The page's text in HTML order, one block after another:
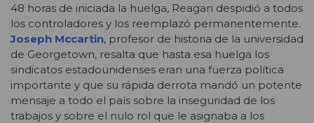
48 horas de iniciada la huelga, Reagan despidió a todos
los controladores y los reemplazó permanentemente.
Joseph Mccartin, profesor de historia de la universidad
de Georgetown, resalta que hasta esa huelga los
sindicatos estadounidenses eran una fuerza política
importante y que su rápida derrota mandó un potente
mensaje a todo el país sobre la inseguridad de los
trabajos y sobre el nulo rol que le asignaba a los